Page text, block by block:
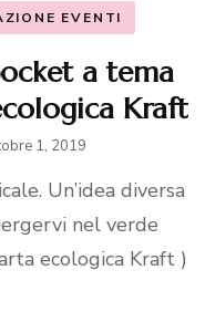
EVENTI
a tema
Kraft
1, 2019
Un’idea diversa
nel verde
ecologica Kraft )